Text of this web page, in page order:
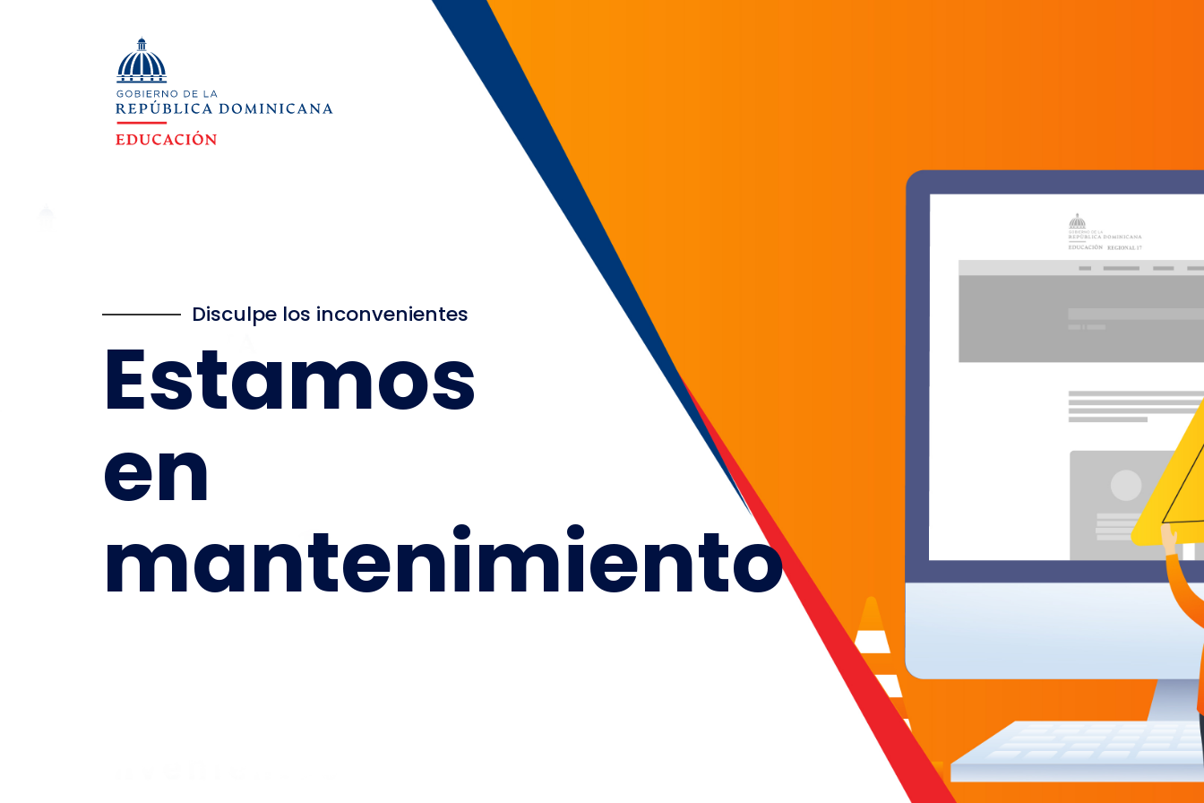
Disculpe los inconvenientes
Estamos
en
mantenimiento